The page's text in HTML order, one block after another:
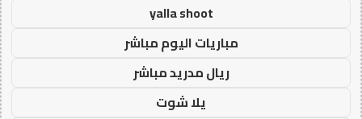
yalla shoot
مباريات اليوم مباشر
ريال مدريد مباشر
يلا شوت